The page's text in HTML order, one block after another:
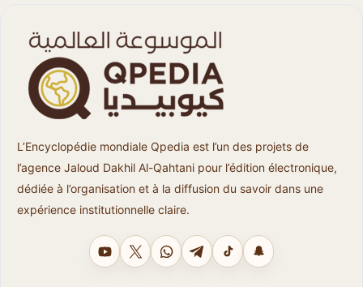
L’Encyclopédie mondiale Qpedia est l’un des projets de
l’agence Jaloud Dakhil Al-Qahtani pour l’édition électronique,
dédiée à l’organisation et à la diffusion du savoir dans une
expérience institutionnelle claire.
YouTube
X WhatsAppTelegramTikTokSnapchat